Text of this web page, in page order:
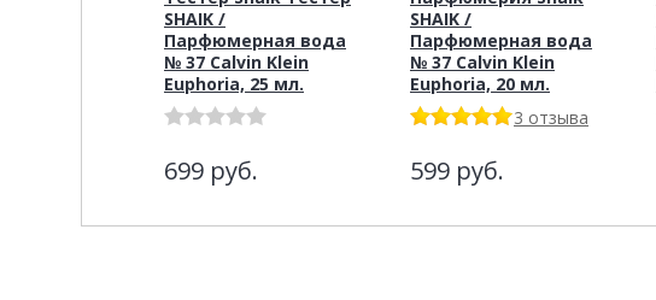
SHAIK /
Парфюмерная вода
№ 37 Calvin Klein
Euphoria, 25 мл.
699 руб.
SHAIK /
Парфюмерная вода
№ 37 Calvin Klein
Euphoria, 20 мл.
3 отзыва
599 руб.